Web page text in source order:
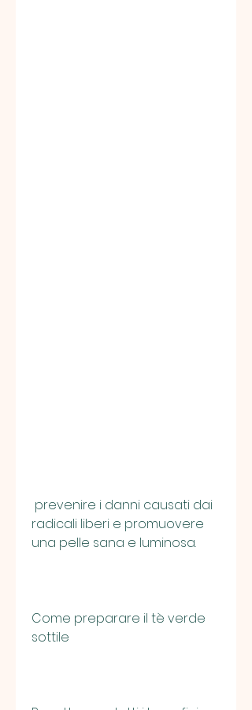
radicali liberi e promuovere
una pelle sana e luminosa.
Come preparare il tè verde
sottile